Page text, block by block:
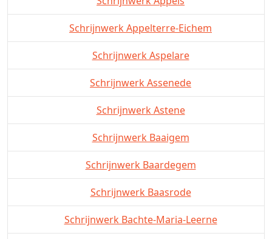
Schrijnwerk Appelterre-Eichem
Schrijnwerk Aspelare
Schrijnwerk Assenede
Schrijnwerk Astene
Schrijnwerk Baaigem
Schrijnwerk Baardegem
Schrijnwerk Baasrode
Schrijnwerk Bachte-Maria-Leerne